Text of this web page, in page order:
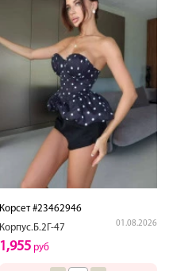
Корсет #23462946
Корпус.Б.2Г-47
01.08.2026
1,955 руб